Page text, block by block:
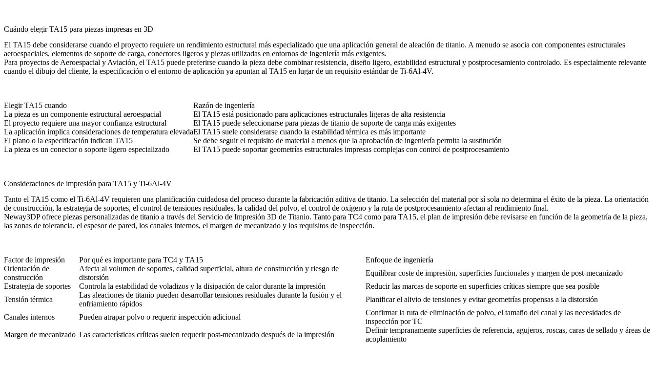
Cuándo elegir TA15 para piezas impresas en 3D
El TA15 debe considerarse cuando el proyecto requiere un rendimiento estructural más especializado que una aplicación general de aleación de titanio. A menudo se asocia con componentes estructurales
aeroespaciales, elementos de soporte de carga, conectores ligeros y piezas utilizadas en entornos de ingeniería más exigentes.
Para proyectos de Aeroespacial y Aviación, el TA15 puede preferirse cuando la pieza debe combinar resistencia, diseño ligero, estabilidad estructural y postprocesamiento controlado. Es especialmente relevante
cuando el dibujo del cliente, la especificación o el entorno de aplicación ya apuntan al TA15 en lugar de un requisito estándar de Ti-6Al-4V.
Elegir TA15 cuando
Razón de ingeniería
La pieza es un componente estructural aeroespacial
El TA15 está posicionado para aplicaciones estructurales ligeras de alta resistencia
El proyecto requiere una mayor confianza estructural
El TA15 puede seleccionarse para piezas de titanio de soporte de carga más exigentes
La aplicación implica consideraciones de temperatura elevadaEl TA15 suele considerarse cuando la estabilidad térmica es más importante
El plano o la especificación indican TA15
Se debe seguir el requisito de material a menos que la aprobación de ingeniería permita la sustitución
La pieza es un conector o soporte ligero especializado
El TA15 puede soportar geometrías estructurales impresas complejas con control de postprocesamiento
Consideraciones de impresión para TA15 y Ti-6Al-4V
Tanto el TA15 como el Ti-6Al-4V requieren una planificación cuidadosa del proceso durante la fabricación aditiva de titanio. La selección del material por sí sola no determina el éxito de la pieza. La orientación
de construcción, la estrategia de soportes, el control de tensiones residuales, la calidad del polvo, el control de oxígeno y la ruta de postprocesamiento afectan al rendimiento final.
Neway3DP ofrece piezas personalizadas de titanio a través del Servicio de Impresión 3D de Titanio. Tanto para TC4 como para TA15, el plan de impresión debe revisarse en función de la geometría de la pieza,
las zonas de tolerancia, el espesor de pared, los canales internos, el margen de mecanizado y los requisitos de inspección.
Factor de impresión Por qué es importante para TC4 y TA15
Enfoque de ingeniería
Orientación de
construcción
Afecta al volumen de soportes, calidad superficial, altura de construcción y riesgo de
distorsión
Equilibrar coste de impresión, superficies funcionales y margen de post-mecanizado
Estrategia de soportes
Controla la estabilidad de voladizos y la disipación de calor durante la impresión
Reducir las marcas de soporte en superficies críticas siempre que sea posible
Tensión térmica
Las aleaciones de titanio pueden desarrollar tensiones residuales durante la fusión y el
enfriamiento rápidos
Planificar el alivio de tensiones y evitar geometrías propensas a la distorsión
Canales internos Pueden atrapar polvo o requerir inspección adicional
Confirmar la ruta de eliminación de polvo, el tamaño del canal y las necesidades de
inspección por TC
Margen de mecanizado Las características críticas suelen requerir post-mecanizado después de la impresión
Definir tempranamente superficies de referencia, agujeros, roscas, caras de sellado y áreas de
acoplamiento